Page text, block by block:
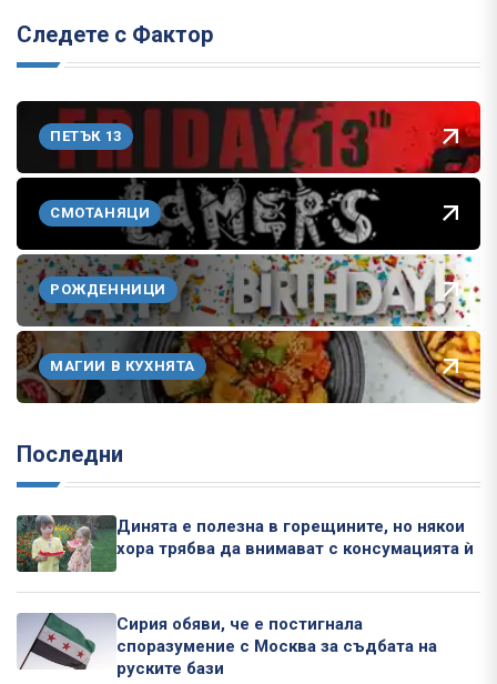
Следете с Фактор
ПЕТЪК 13
СМОТАНЯЦИ
РОЖДЕННИЦИ
МАГИИ В КУХНЯТА
Последни
Динята е полезна в горещините, но някои
хора трябва да внимават с консумацията ѝ
Сирия обяви, че е постигнала
споразумение с Москва за съдбата на
руските бази